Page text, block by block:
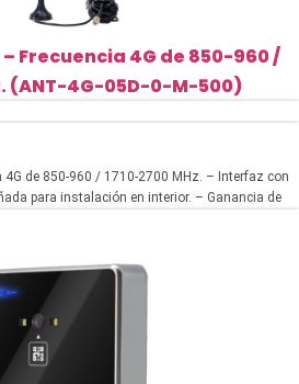
Frecuencia 4G de 850-960 /
(ANT-4G-05D-0-M-500)
4G de 850-960 / 1710-2700 MHz. – Interfaz con
para instalación en interior. – Ganancia de
cable RG174 de 5 metros de longitud.